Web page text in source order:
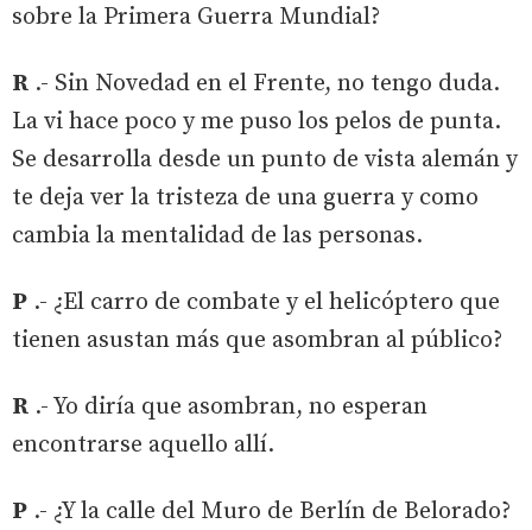
sobre la Primera Guerra Mundial?
R .- Sin Novedad en el Frente, no tengo duda.
La vi hace poco y me puso los pelos de punta.
Se desarrolla desde un punto de vista alemán y
te deja ver la tristeza de una guerra y como
cambia la mentalidad de las personas.
P .- ¿El carro de combate y el helicóptero que
tienen asustan más que asombran al público?
R .- Yo diría que asombran, no esperan
encontrarse aquello allí.
P .- ¿Y la calle del Muro de Berlín de Belorado?